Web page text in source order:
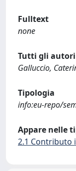
Fulltext
none
Tutti gli autori
Galluccio,
Tipologia
info:eu-repo/
Appare nelle
2.1 Contributo